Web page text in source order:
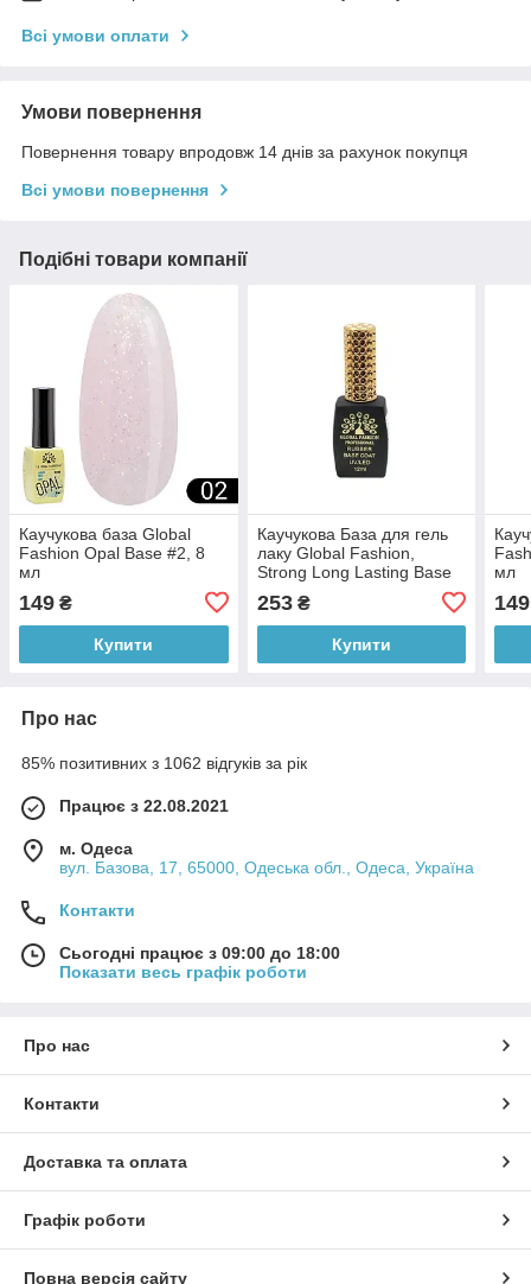
Всі умови оплати
Умови повернення
Повернення товару впродовж 14 днів за рахунок покупця
Всі умови повернення
Подібні товари компанії
Каучукова база Global
Fashion Opal Base #2, 8
мл
149 ₴
Купити
Каучукова База для гель
лаку Global Fashion,
Strong Long Lasting Base
253₴
Купити
мл
149
Про нас
85% позитивних з 1062 відгуків за рік
Працює з 22.08.2021
м. Одеса
вул. Базова, 17, 65000, Одеська обл., Одеса, Україна
Контакти
Сьогодні працює з 09:00 до 18:00
Показати весь графік роботи
Про нас
Контакти
Доставка та оплата
Графік роботи
Повна версія сайту